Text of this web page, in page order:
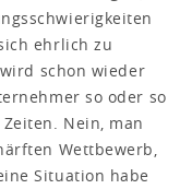
ehrlich zu
schon wieder
so oder so
Nein, man
Wettbewerb,
Situation habe